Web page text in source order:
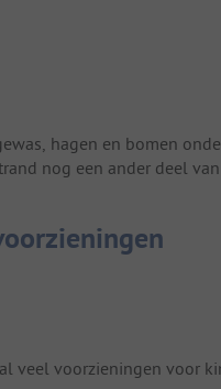
hagen en bomen
nog een ander deel
veel voorzieningen voor